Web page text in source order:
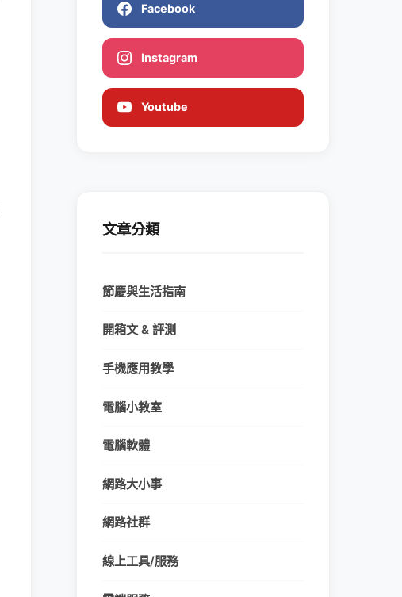
Facebook
Instagram
Youtube
文章分類
節慶與生活指南
開箱文 & 評測
手機應用教學
電腦小教室
電腦軟體
網路大小事
網路社群
線上工具/服務